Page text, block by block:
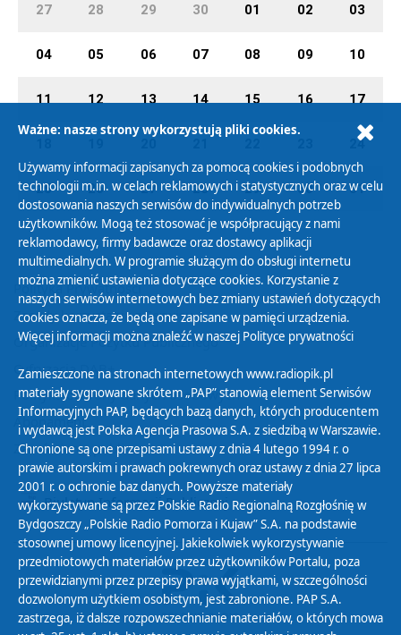
27 28 29 30 01 02 03
04 05 06 07 08 09 10
11 12 13 14 15 16 17
24
25 26 27 28 29 30 31
Polityka Prywatności
Zasady korzystania z Serwisu
Organizacje Pożytku Publicznego
Cyfryzacja DAB+
Polityka ochrony danych osobowych
Abonament
Zamówienia publiczne
Biuletyn Informacji Publicznej
Ważne: nasze strony wykorzystują pliki cookies.
Używamy informacji zapisanych za pomocą cookies i podobnych
technologii m.in. w celach reklamowych i statystycznych oraz w celu
dostosowania naszych serwisów do indywidualnych potrzeb
użytkowników. Mogą też stosować je współpracujący z nami
reklamodawcy, firmy badawcze oraz dostawcy aplikacji
multimedialnych. W programie służącym do obsługi internetu
można zmienić ustawienia dotyczące cookies. Korzystanie z
naszych serwisów internetowych bez zmiany ustawień dotyczących
cookies oznacza, że będą one zapisane w pamięci urządzenia.
Więcej informacji można znaleźć w naszej Polityce prywatności
Zamieszczone na stronach internetowych www.radiopik.pl
materiały sygnowane skrótem „PAP” stanowią element Serwisów
Informacyjnych PAP, będących bazą danych, których producentem
i wydawcą jest Polska Agencja Prasowa S.A. z siedzibą w Warszawie.
Chronione są one przepisami ustawy z dnia 4 lutego 1994 r. o
prawie autorskim i prawach pokrewnych oraz ustawy z dnia 27 lipca
2001 r. o ochronie baz danych. Powyższe materiały
wykorzystywane są przez Polskie Radio Regionalną Rozgłośnię w
Bydgoszczy „Polskie Radio Pomorza i Kujaw” S.A. na podstawie
stosownej umowy licencyjnej. Jakiekolwiek wykorzystywanie
przedmiotowych materiałów przez użytkowników Portalu, poza
przewidzianymi przez przepisy prawa wyjątkami, w szczególności
dozwolonym użytkiem osobistym, jest zabronione. PAP S.A.
zastrzega, iż dalsze rozpowszechnianie materiałów, o których mowa